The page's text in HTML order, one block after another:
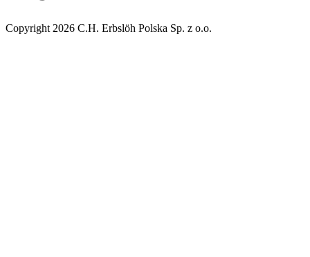
Copyright 2026 C.H. Erbslöh Polska Sp. z o.o.